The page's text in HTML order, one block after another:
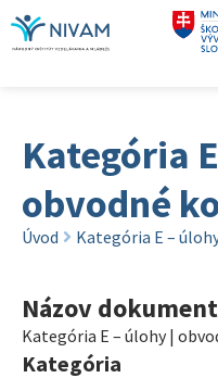
Kategória
obvodné
Úvod Kategória E –
Názov
Kategória E – úlohy |
Kategória